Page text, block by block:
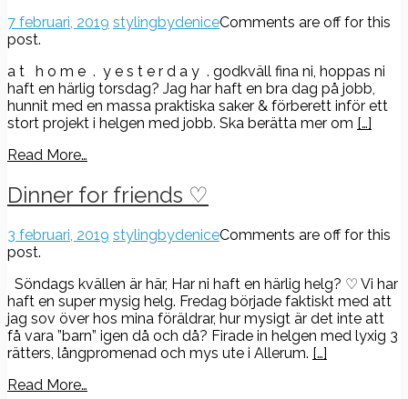
7 februari, 2019 stylingbydeniceComments are off for this
post.
a t h o m e . y e s t e r d a y . godkväll fina ni, hoppas ni
haft en härlig torsdag? Jag har haft en bra dag på jobb,
hunnit med en massa praktiska saker & förberett inför ett
stort projekt i helgen med jobb. Ska berätta mer om […]
Read More…
Dinner for friends ♡
3 februari, 2019 stylingbydeniceComments are off for this
post.
Söndags kvällen är här, Har ni haft en härlig helg? ♡ Vi har
haft en super mysig helg. Fredag började faktiskt med att
jag sov över hos mina föräldrar, hur mysigt är det inte att
få vara ”barn” igen då och då? Firade in helgen med lyxig 3
rätters, långpromenad och mys ute i Allerum. […]
Read More…